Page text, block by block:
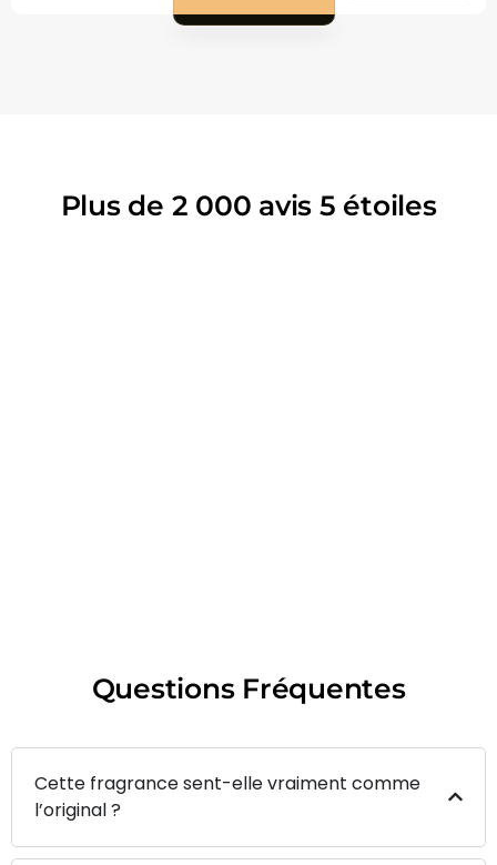
Plus de 2 000 avis 5 étoiles
Questions Fréquentes
Cette fragrance sent-elle vraiment comme
l’original ?